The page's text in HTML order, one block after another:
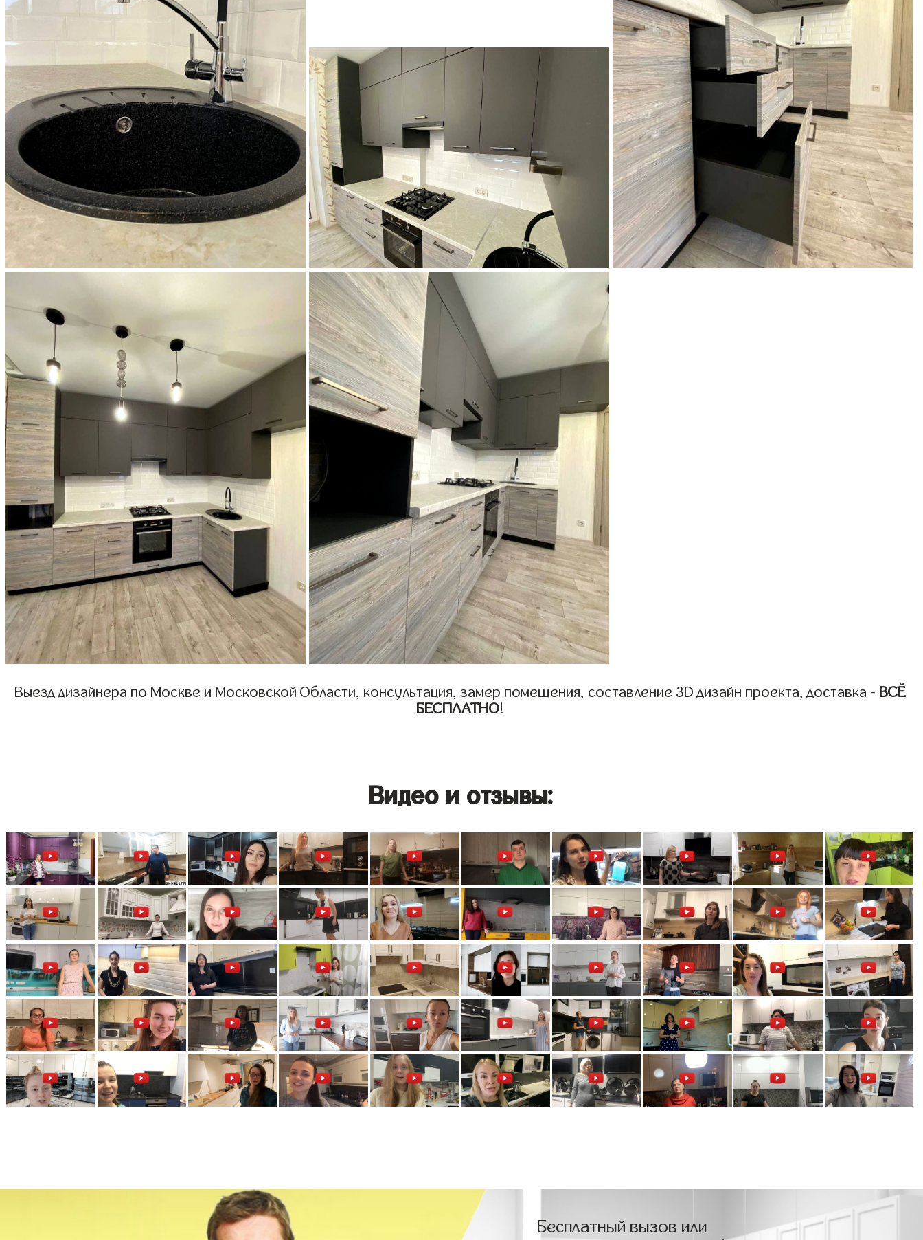
Выезд дизайнера по Москве и Московской Области, консультация, замер помещения, составление 3D дизайн проекта, доставка - ВСЁ
БЕСПЛАТНО!
Видео и отзывы:
Бесплатный вызов или